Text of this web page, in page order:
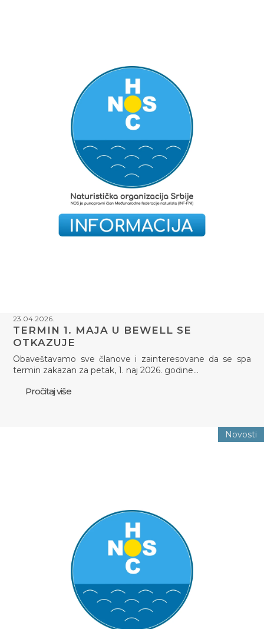
23.04.2026.
TERMIN 1. MAJA U BEWELL SE
OTKAZUJE
Obaveštavamo sve članove i zainteresovane da se spa
termin zakazan za petak, 1. naj 2026. godine…
Pročitaj više
Novosti